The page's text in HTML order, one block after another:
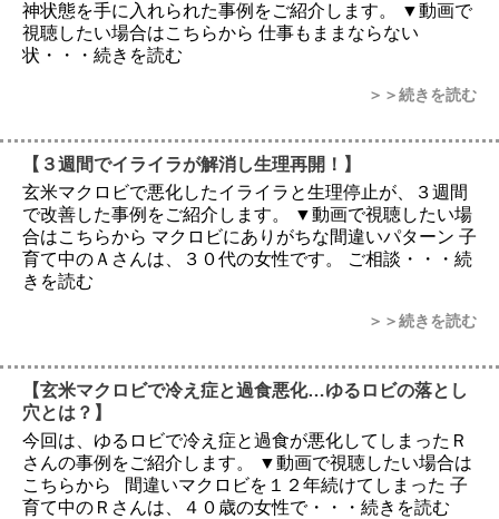
神状態を手に入れられた事例をご紹介します。 ▼動画で
視聴したい場合はこちらから 仕事もままならない
状・・・続きを読む
＞＞続きを読む
【３週間でイライラが解消し生理再開！】
玄米マクロビで悪化したイライラと生理停止が、３週間
で改善した事例をご紹介します。 ▼動画で視聴したい場
合はこちらから マクロビにありがちな間違いパターン 子
育て中のＡさんは、３０代の女性です。 ご相談・・・続
きを読む
＞＞続きを読む
【玄米マクロビで冷え症と過食悪化…ゆるロビの落とし
穴とは？】
今回は、ゆるロビで冷え症と過食が悪化してしまったＲ
さんの事例をご紹介します。 ▼動画で視聴したい場合は
こちらから 間違いマクロビを１２年続けてしまった 子
育て中のＲさんは、４０歳の女性で・・・続きを読む